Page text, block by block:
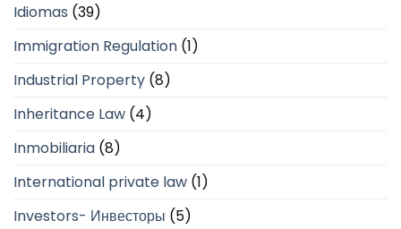
Idiomas (39)
Immigration Regulation (1)
Industrial Property (8)
Inheritance Law (4)
Inmobiliaria (8)
International private law (1)
Investors- Инвесторы (5)